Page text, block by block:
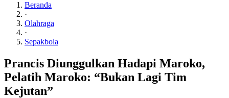
Beranda
·
Olahraga
·
Sepakbola
Prancis Diunggulkan Hadapi Maroko,
Pelatih Maroko: “Bukan Lagi Tim
Kejutan”